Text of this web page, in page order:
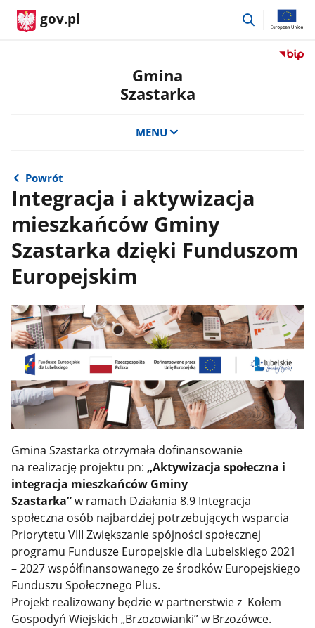
gov.pl
przejdź
Przejdź
Gmina
Szastarka
MENU
Powrót
Integracja i aktywizacja
mieszkańców Gminy
Szastarka dzięki Funduszom
Europejskim
Gmina Szastarka otrzymała dofinansowanie
na realizację projektu pn: „Aktywizacja społeczna i
integracja mieszkańców Gminy
Szastarka”w ramach Działania 8.9 Integracja
społeczna osób najbardziej potrzebujących wsparcia
Priorytetu VIII Zwiększanie spójności społecznej
programu Fundusze Europejskie dla Lubelskiego 2021
– 2027 współfinansowanego ze środków Europejskiego
Funduszu Społecznego Plus.
Projekt realizowany będzie w partnerstwie z Kołem
Gospodyń Wiejskich „Brzozowianki” w Brzozówce.